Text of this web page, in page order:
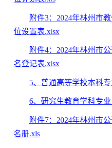
附件3：2024年林州市
位设置表.xlsx
附件4：2024年林州市
名登记表.xlsx
5、普通高等学校本科
6、研究生教育学科专
附件7：2024年林州市
名册.xls